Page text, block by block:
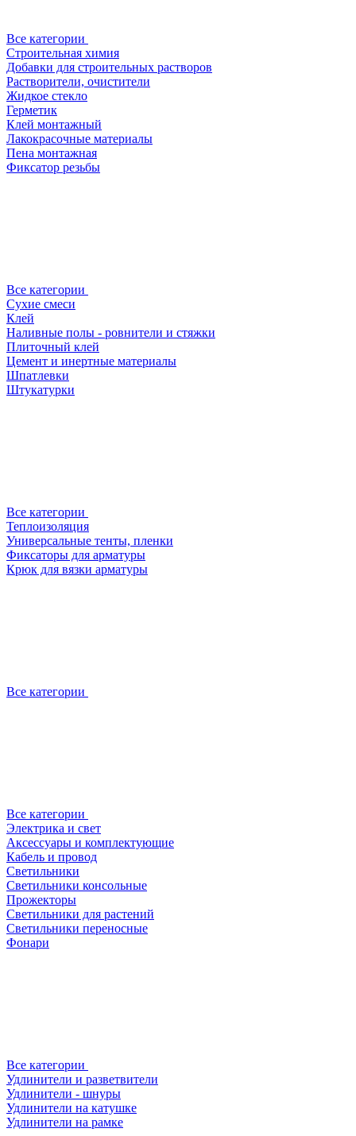
Все категории
Строительная химия
Добавки для строительных растворов
Растворители, очистители
Жидкое стекло
Герметик
Клей монтажный
Лакокрасочные материалы
Пена монтажная
Фиксатор резьбы
Все категории
Сухие смеси
Клей
Наливные полы - ровнители и стяжки
Плиточный клей
Цемент и инертные материалы
Шпатлевки
Штукатурки
Все категории
Теплоизоляция
Универсальные тенты, пленки
Фиксаторы для арматуры
Крюк для вязки арматуры
Все категории
Все категории
Электрика и свет
Аксессуары и комплектующие
Кабель и провод
Светильники
Светильники консольные
Прожекторы
Светильники для растений
Светильники переносные
Фонари
Все категории
Удлинители и разветвители
Удлинители - шнуры
Удлинители на катушке
Удлинители на рамке